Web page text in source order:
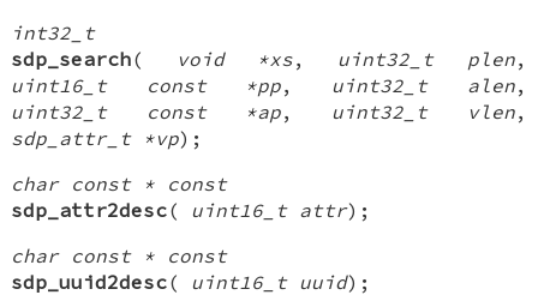
int32_t
sdp_search( void *xs, uint32_t plen,
uint16_t const *pp, uint32_t alen,
uint32_t const *ap, uint32_t vlen,
sdp_attr_t *vp);
char const * const
sdp_attr2desc( uint16_t attr);
char const * const
sdp_uuid2desc( uint16_t uuid);